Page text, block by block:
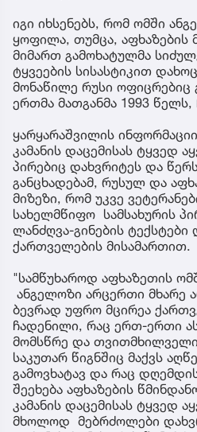
იგი იხსენებს, რომ ომში
ყოფილა, თუმცა, აფხაზების
მიმართ გამოხატულმა
ტყვეების სისასტიკით
მონაწილე რუსი ოფიცრებიც
ერთმა მათგანმა 1993 წელს,
ყარყარაშვილის
კამანის დაცემისას ტყვედ
პირებიც დახვრიტეს და
განცხადებამ, რუსულ და
მიზეზი, რომ უკვე
სახელმწიფო სამსახურის
ლანძღვა-გინების ტექსტები
ქართველების მისამართით.
"სამწუხაროდ აფხაზეთის
ანგელოზი არცერთი მხარე
ბევრად უფრო მცირეა
ჩადენილი, რაც ერთ-ერთი
მომსწრე და
საკუთარ წიგნშიც მაქვს
გამოვხატავ და რაც
შეეხება აფხაზების
კამანის დაცემისას ტყვედ
მხოლოდ მებრძოლები